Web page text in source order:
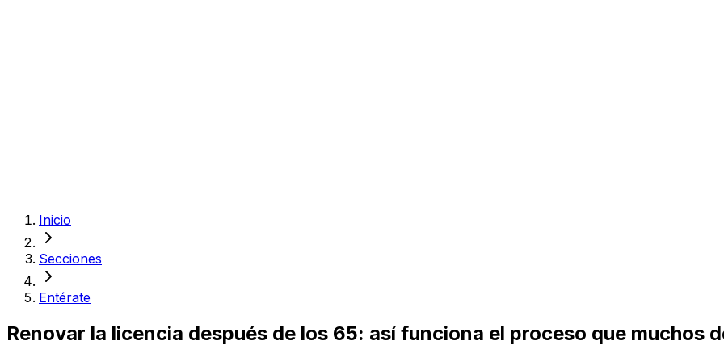
Inicio
Secciones
Entérate
Renovar la licencia después de los 65: así funciona el proceso que muchos